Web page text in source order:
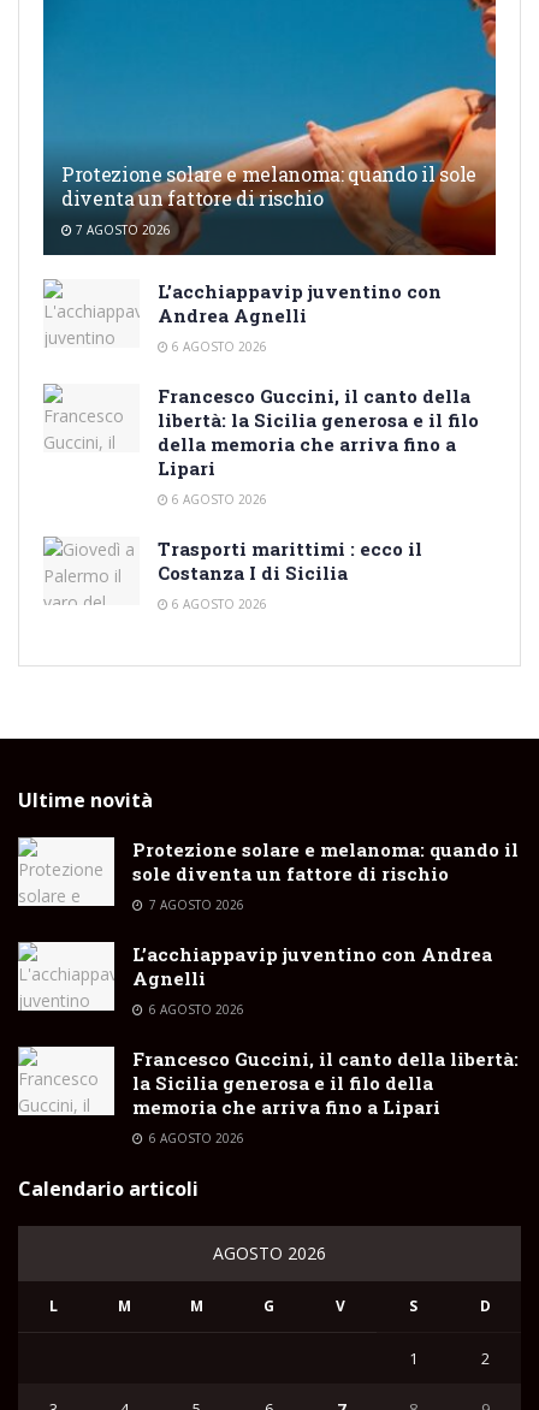
Protezione solare e melanoma: quando il sole
diventa un fattore di rischio
7 AGOSTO 2026
L’acchiappavip juventino con
Andrea Agnelli
6 AGOSTO 2026
Francesco Guccini, il canto della
libertà: la Sicilia generosa e il filo
della memoria che arriva fino a
Lipari
6 AGOSTO 2026
Trasporti marittimi : ecco il
Costanza I di Sicilia
6 AGOSTO 2026
Ultime novità
Protezione solare e melanoma: quando il
sole diventa un fattore di rischio
7 AGOSTO 2026
L’acchiappavip juventino con Andrea
Agnelli
6 AGOSTO 2026
Francesco Guccini, il canto della libertà:
la Sicilia generosa e il filo della
memoria che arriva fino a Lipari
6 AGOSTO 2026
Calendario articoli
AGOSTO 2026
L M M G V S D
1 2